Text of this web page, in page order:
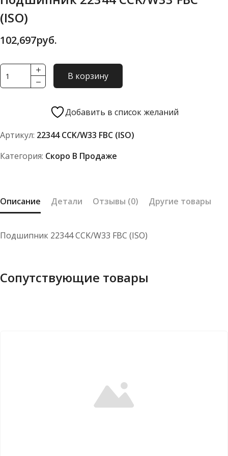
(ISO)
102,697руб.
Количество
товара
FBC
В корзину
Добавить в список желаний
Артикул: 22344 CCK/W33 FBC (ISO)
Категория: Скоро В Продаже
Описание Детали Отзывы (0) Другие товары
Подшипник 22344 CCK/W33 FBC (ISO)
Сопутствующие товары